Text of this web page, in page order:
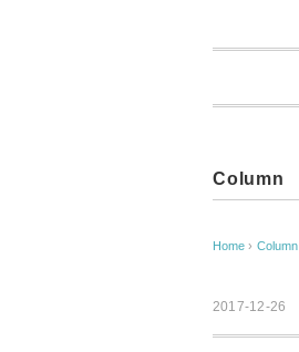
Column
Home › Column
2017-12-26